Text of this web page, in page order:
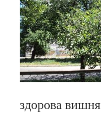
здорова вишня